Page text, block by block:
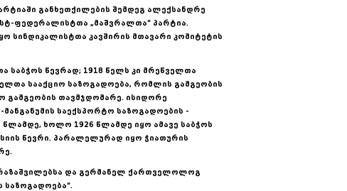
განხეთქილების შემდეგ ალექსანდრე
ფედერალისტთა „მაშვრალთა“ პარტია.
სინდიკალისტთა კავშირის მთავარი კომიტეტის
საბჭოს წევრად; 1918 წელს კი მრეწველთა
სააქციო საზოგადოება, რომლის გამგეობის
გამგეობის თავმჯდომარე. ისიდორე
საექსპორტო საზოგადოების -
წლამდე, ხოლო 1926 წლამდე იყო ამავე საბჭოს
წევრი. პარალელურად იყო ჭიათურის
და გერმანელ ქართველოლოგ